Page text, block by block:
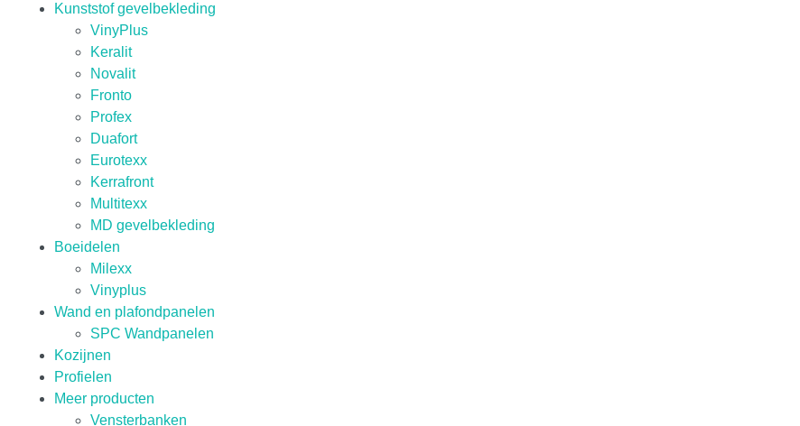
Kunststof gevelbekleding
VinyPlus
Keralit
Novalit
Fronto
Profex
Duafort
Eurotexx
Kerrafront
Multitexx
MD gevelbekleding
Boeidelen
Milexx
Vinyplus
Wand en plafondpanelen
SPC Wandpanelen
Kozijnen
Profielen
Meer producten
Vensterbanken